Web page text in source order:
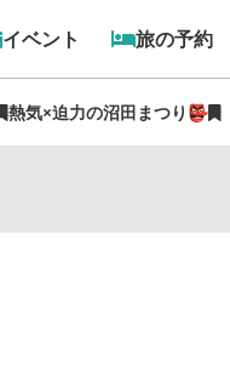
イベント 旅の予約
熱気×迫力の沼田まつり👺